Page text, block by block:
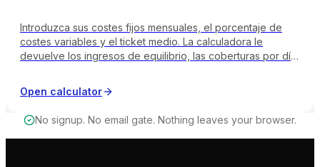
Introduzca sus costes fijos mensuales, el porcentaje de
costes variables y el ticket medio. La calculadora le
devuelve los ingresos de equilibrio, las coberturas por día,
Open calculator
No signup. No email gate. Nothing leaves your browser.